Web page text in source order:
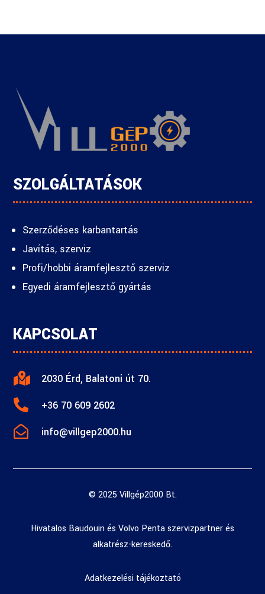
SZOLGÁLTATÁSOK
Szerződéses karbantartás
Javítás, szerviz
Profi/hobbi áramfejlesztő szerviz
Egyedi áramfejlesztő gyártás
KAPCSOLAT
 2030 Érd, Balatoni út 70.
 +36 70 609 2602
 info@villgep2000.hu
© 2025 Villgép2000 Bt.
Hivatalos Baudouin és Volvo Penta szervizpartner és
alkatrész-kereskedő.
Adatkezelési tájékoztató